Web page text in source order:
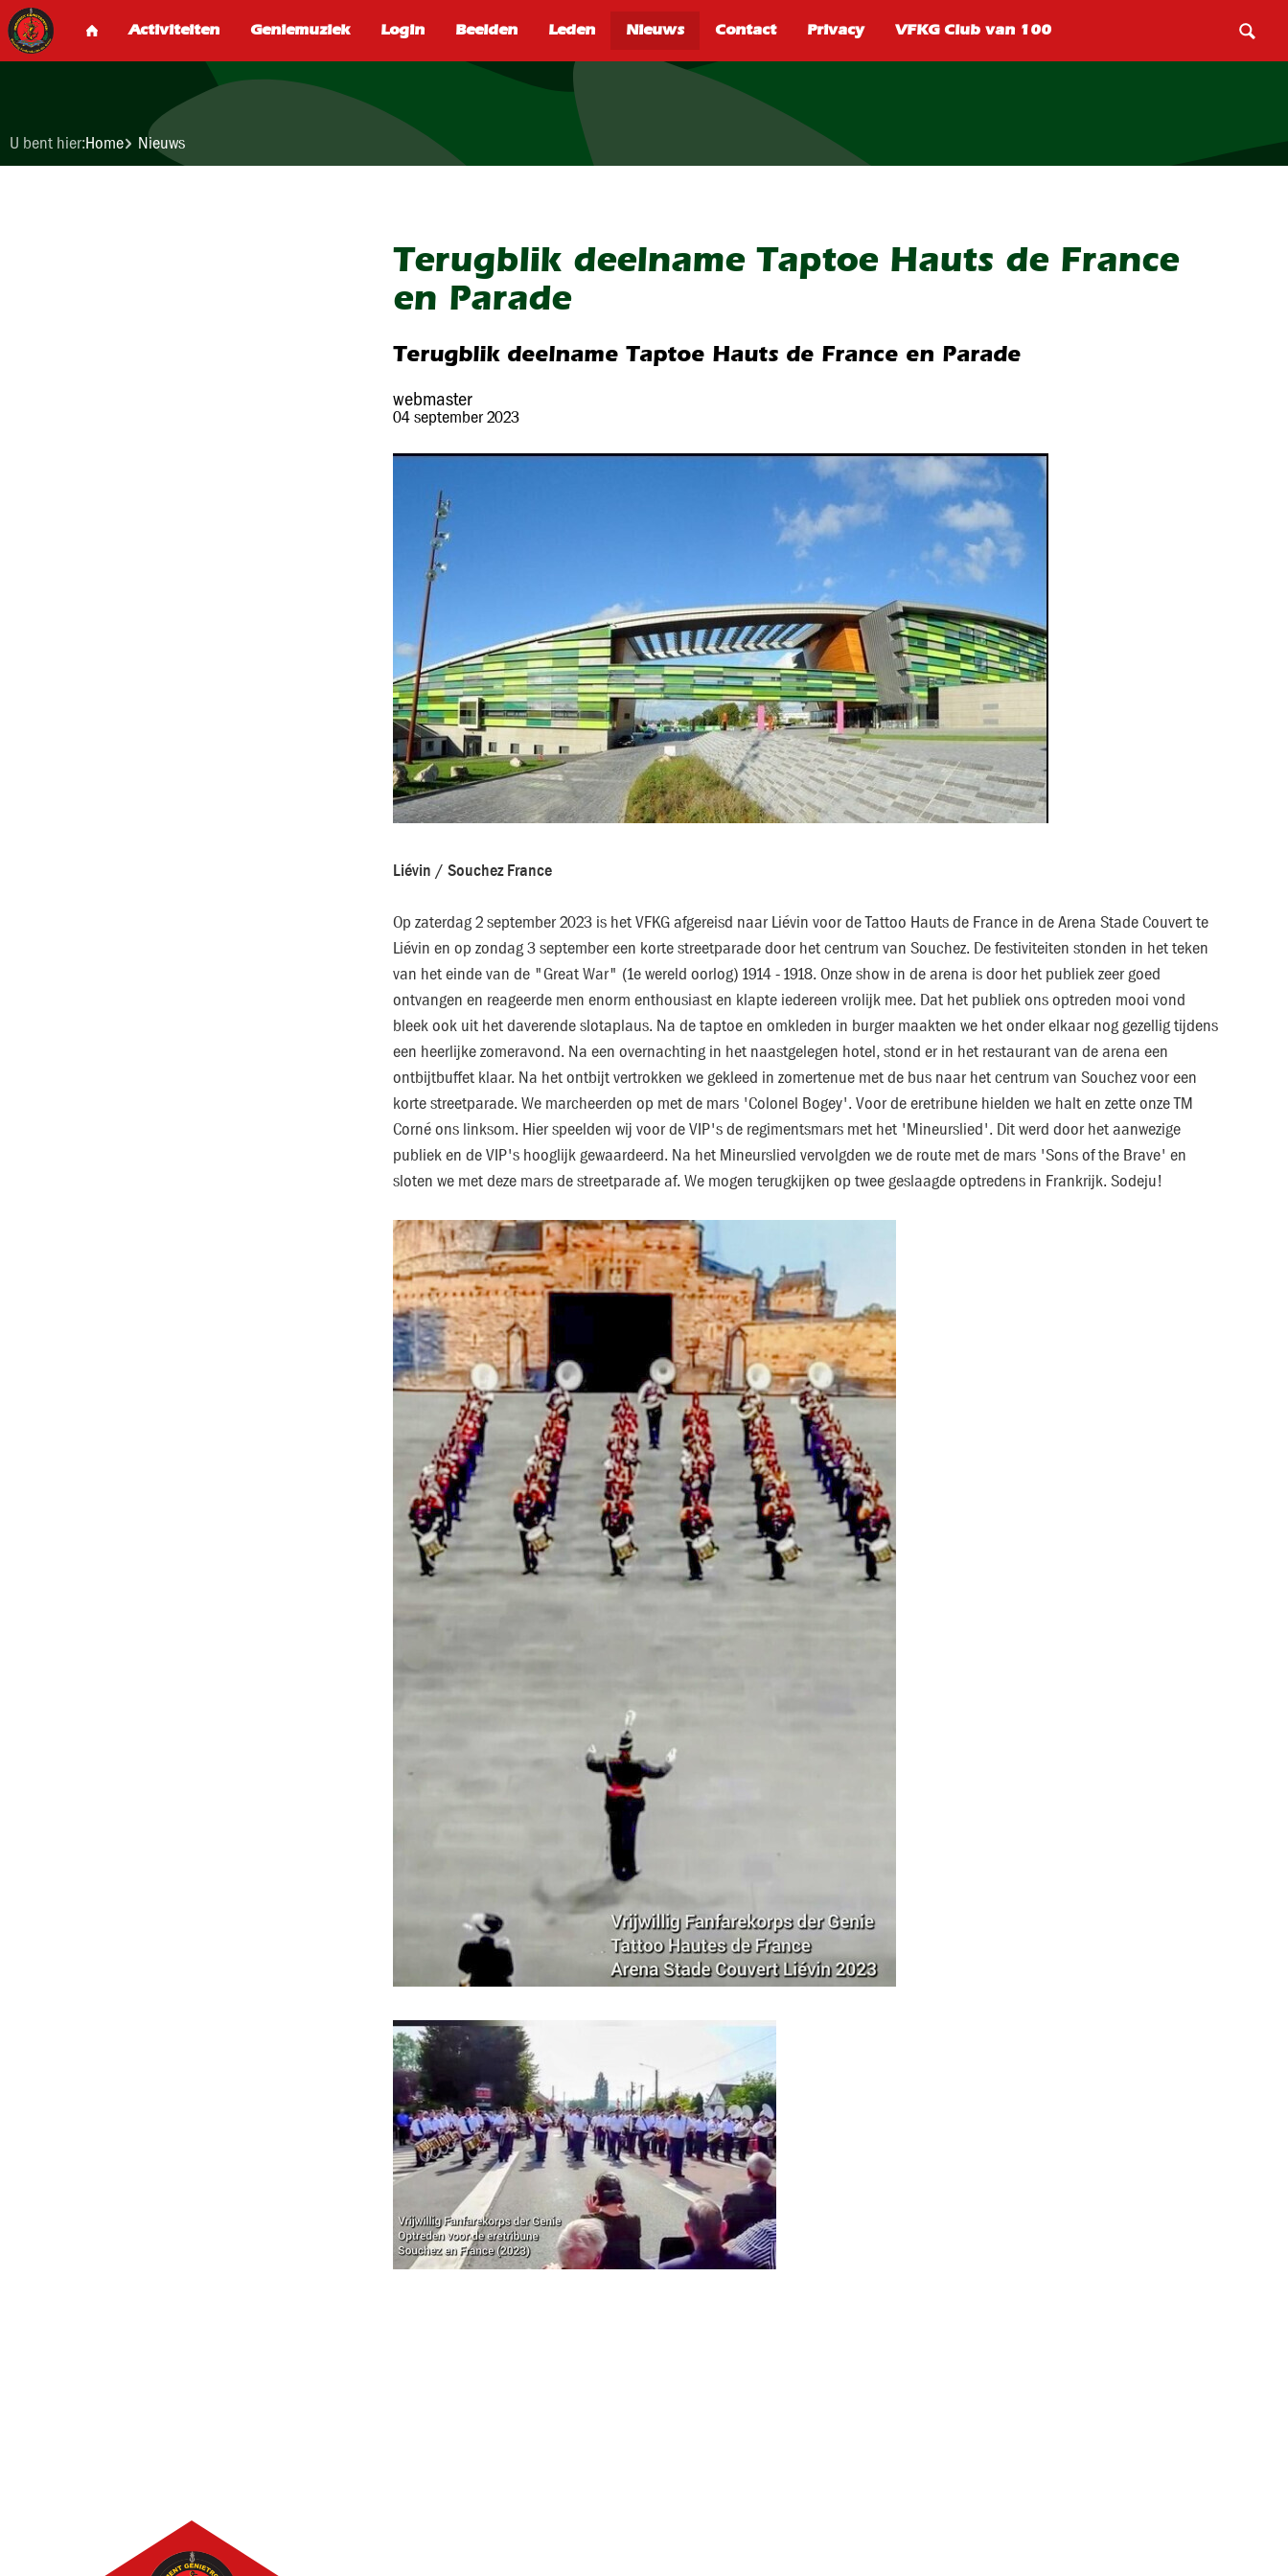
SEARCH
U bent hier:Home Nieuws
Terugblik deelname Taptoe Hauts de France
en Parade
Terugblik deelname Taptoe Hauts de France en Parade
webmaster
04 september 2023
Liévin / Souchez France
Op zaterdag 2 september 2023 is het VFKG afgereisd naar Liévin voor de Tattoo Hauts de France in de Arena Stade Couvert te
Liévin en op zondag 3 september een korte streetparade door het centrum van Souchez. De festiviteiten stonden in het teken
van het einde van de "Great War" (1e wereld oorlog) 1914 - 1918. Onze show in de arena is door het publiek zeer goed
ontvangen en reageerde men enorm enthousiast en klapte iedereen vrolijk mee. Dat het publiek ons optreden mooi vond
bleek ook uit het daverende slotaplaus. Na de taptoe en omkleden in burger maakten we het onder elkaar nog gezellig tijdens
een heerlijke zomeravond. Na een overnachting in het naastgelegen hotel, stond er in het restaurant van de arena een
ontbijtbuffet klaar. Na het ontbijt vertrokken we gekleed in zomertenue met de bus naar het centrum van Souchez voor een
korte streetparade. We marcheerden op met de mars 'Colonel Bogey'. Voor de eretribune hielden we halt en zette onze TM
Corné ons linksom. Hier speelden wij voor de VIP's de regimentsmars met het 'Mineurslied'. Dit werd door het aanwezige
publiek en de VIP's hooglijk gewaardeerd. Na het Mineurslied vervolgden we de route met de mars 'Sons of the Brave' en
sloten we met deze mars de streetparade af. We mogen terugkijken op twee geslaagde optredens in Frankrijk. Sodeju!